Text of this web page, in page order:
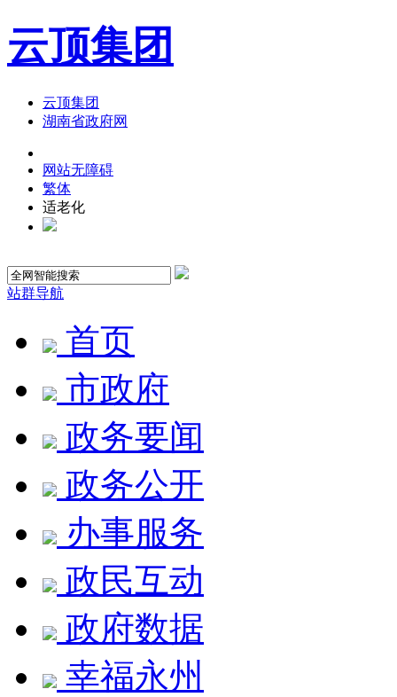
云顶集团
云顶集团
湖南省政府网
网站无障碍
繁体
适老化
站群导航
首页
市政府
政务要闻
政务公开
办事服务
政民互动
政府数据
幸福永州